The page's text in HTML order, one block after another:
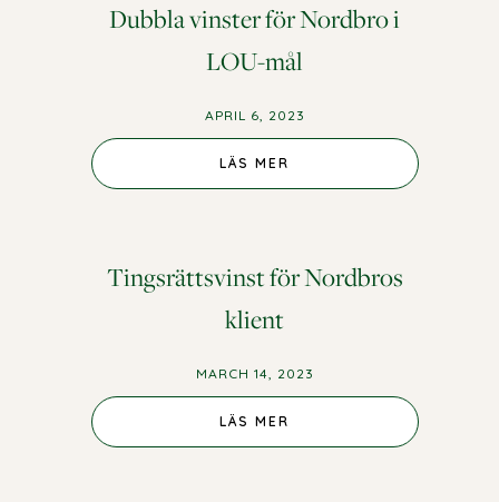
Dubbla vinster för Nordbro i
LOU-mål
APRIL 6, 2023
LÄS MER
Tingsrättsvinst för Nordbros
klient
MARCH 14, 2023
LÄS MER